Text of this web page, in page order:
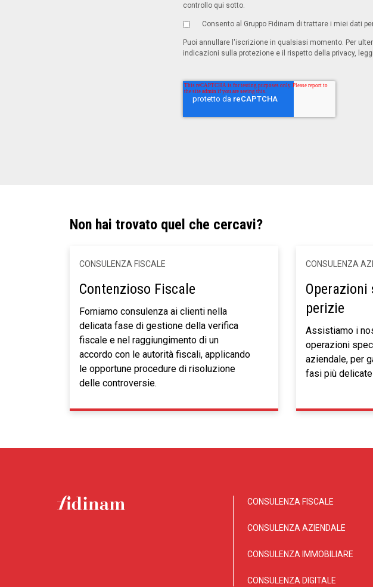
controllo qui sotto.
Consento al Gruppo Fidinam di trattare i miei dati
Puoi annullare l'iscrizione in qualsiasi momento. Per
indicazioni sulla protezione e il rispetto della privacy,
Non hai trovato quel che cercavi?
CONSULENZA FISCALE
Contenzioso Fiscale
Forniamo consulenza ai clienti nella
delicata fase di gestione della verifica
fiscale e nel raggiungimento di un
accordo con le autorità fiscali, applicando
le opportune procedure di risoluzione
delle controversie.
CONSULENZA
Operazioni
perizie
Assistiamo i
operazioni
aziendale, per
fasi più
CONSULENZA FISCALE
CONSULENZA AZIENDALE
CONSULENZA IMMOBILIARE
CONSULENZA DIGITALE